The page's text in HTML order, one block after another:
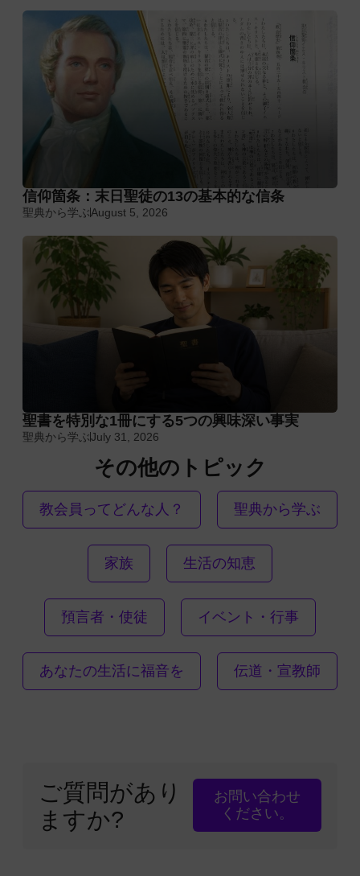
信仰箇条：末日聖徒の13の基本的な信条
聖典から学ぶAugust 5, 2026
聖書を特別な1冊にする5つの興味深い事実
聖典から学ぶJuly 31, 2026
その他のトピック
教会員ってどんな人？ 聖典から学ぶ
家族 生活の知恵
預言者・使徒 イベント・行事
あなたの生活に福音を 伝道・宣教師
ご質問があり
ますか?
お問い合わせ
ください。